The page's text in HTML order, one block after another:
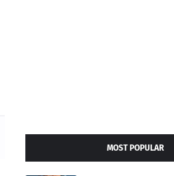
MOST POPULAR